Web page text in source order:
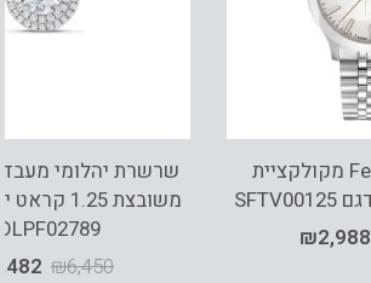
שעון Ferragamo מקולקציית
₪2,988
משובצת
₪6,450